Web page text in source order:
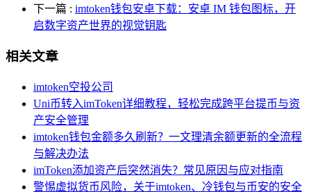
下一篇 : imtoken钱包安卓下载：安卓 IM 钱包图标，开
启数字资产世界的视觉钥匙
相关文章
imtoken空投公司
Uni币转入imToken详细教程，轻松完成跨平台提币与资
产安全管理
imtoken钱包金额多久刷新？一文理清余额更新的全流程
与解决办法
imToken添加资产后突然消失？常见原因与应对指南
警惕虚拟货币风险，关于imtoken、冷钱包与币安的安全